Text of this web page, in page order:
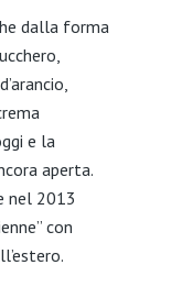
dalla forma
e la
aperta.
nel 2013
con